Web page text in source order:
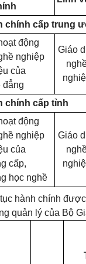
chính cấp trung
động
nghiệp
của
đẳng
Giáo
chính cấp tỉnh
động
nghiệp
của
cấp,
học nghề
Giáo
hành chính
quản lý của Bộ